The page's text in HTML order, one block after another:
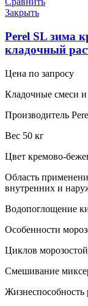
Закрыть
Perel SL зима
кладочный
Цена по запросу
Кладочные смеси и
Производитель
Вес 50 кг
Цвет кремово-
Область
внутренних и
Водопоглощение
Особенности
Циклов
Смешивание
Жизнеспособность